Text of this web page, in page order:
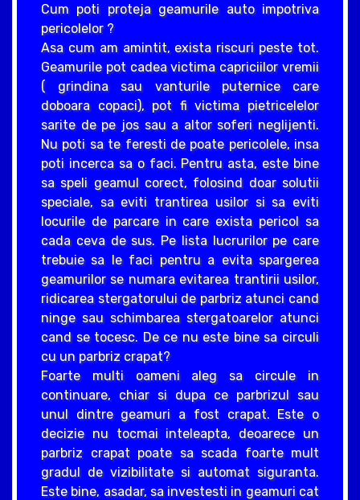
Cum poti proteja geamurile auto impotriva
pericolelor ?
Asa cum am amintit, exista riscuri peste tot.
Geamurile pot cadea victima capriciilor vremii
( grindina sau vanturile puternice care
doboara copaci), pot fi victima pietricelelor
sarite de pe jos sau a altor soferi neglijenti.
Nu poti sa te feresti de poate pericolele, insa
poti incerca sa o faci. Pentru asta, este bine
sa speli geamul corect, folosind doar solutii
speciale, sa eviti trantirea usilor si sa eviti
locurile de parcare in care exista pericol sa
cada ceva de sus. Pe lista lucrurilor pe care
trebuie sa le faci pentru a evita spargerea
geamurilor se numara evitarea trantirii usilor,
ridicarea stergatorului de parbriz atunci cand
ninge sau schimbarea stergatoarelor atunci
cand se tocesc. De ce nu este bine sa circuli
cu un parbriz crapat?
Foarte multi oameni aleg sa circule in
continuare, chiar si dupa ce parbrizul sau
unul dintre geamuri a fost crapat. Este o
decizie nu tocmai inteleapta, deoarece un
parbriz crapat poate sa scada foarte mult
gradul de vizibilitate si automat siguranta.
Este bine, asadar, sa investesti in geamuri cat